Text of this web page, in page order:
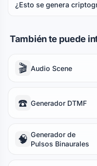
¿Esto se genera
También te puede
🎬 Audio Scene
☎️ Generador DTMF
🧠 Generador de
Pulsos Binaurales